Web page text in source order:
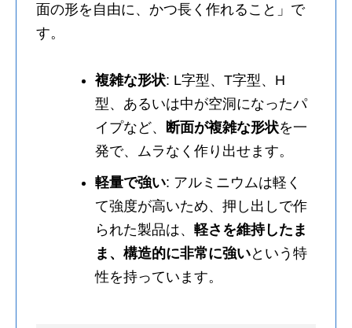
面の形を自由に、かつ長く作れること」で
す。
複雑な形状: L字型、T字型、H
型、あるいは中が空洞になったパ
イプなど、 断面が複雑な形状を一
発で、ムラなく作り出せます。
軽量で強い: アルミニウムは軽く
て強度が高いため、押し出しで作
られた製品は、 軽さを維持したま
ま、構造的に非常に強いという特
性を持っています。